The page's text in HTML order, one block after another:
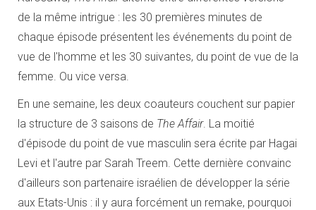
de la même intrigue : les 30 premières minutes de
chaque épisode présentent les événements du point de
vue de l'homme et les 30 suivantes, du point de vue de la
femme. Ou vice versa.
En une semaine, les deux coauteurs couchent sur papier
la structure de 3 saisons de The Affair. La moitié
d'épisode du point de vue masculin sera écrite par Hagai
Levi et l'autre par Sarah Treem. Cette dernière convainc
d'ailleurs son partenaire israélien de développer la série
aux Etats-Unis : il y aura forcément un remake, pourquoi